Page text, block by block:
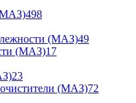
498
(МАЗ)49
(МАЗ)17
23
(МАЗ)72